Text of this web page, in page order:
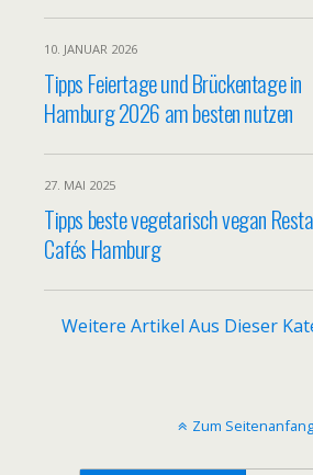
10. JANUAR 2026
Tipps Feiertage und Brückentage in
Hamburg 2026 am besten nutzen
27. MAI 2025
Tipps beste vegetarisch vegan
Cafés Hamburg
Weitere Artikel Aus Dieser
Zum Seitenanfang